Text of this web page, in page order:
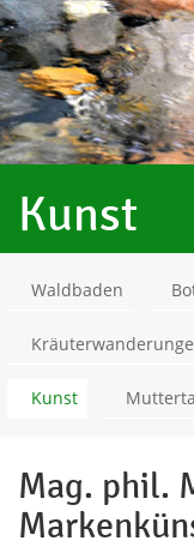
Kunst
Mag. phil.
Waldbaden
Kunst